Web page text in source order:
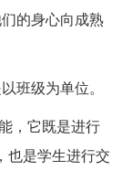
的身心向成熟
班级为单位。
，它既是进行
也是学生进行交